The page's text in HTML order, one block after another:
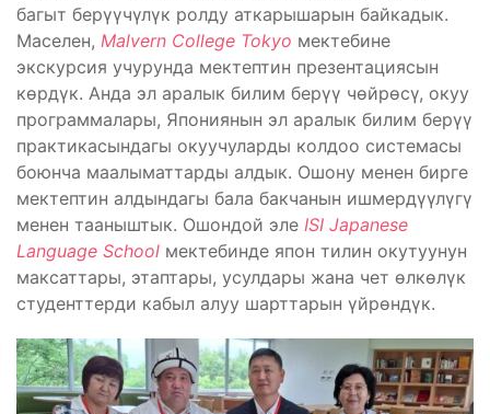
багыт берүүчүлүк ролду аткарышарын байкадык.
Маселен, Malvern College Tokyo мектебине
экскурсия учурунда мектептин презентациясын
көрдүк. Анда эл аралык билим берүү чөйрөсү, окуу
программалары, Япониянын эл аралык билим берүү
практикасындагы окуучуларды колдоо системасы
боюнча маалыматтарды алдык. Ошону менен бирге
мектептин алдындагы бала бакчанын ишмердүүлүгү
менен тааныштык. Ошондой эле ISI Japanese
Language School мектебинде япон тилин окутуунун
максаттары, этаптары, усулдары жана чет өлкөлүк
студенттерди кабыл алуу шарттарын үйрөндүк.